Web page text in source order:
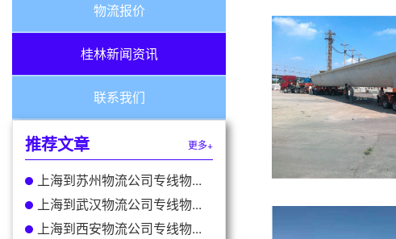
物流报价
桂林新闻资讯
联系我们
推荐文章 更多+
上海到苏州物流公司专线物...
上海到武汉物流公司专线物...
上海到西安物流公司专线物...